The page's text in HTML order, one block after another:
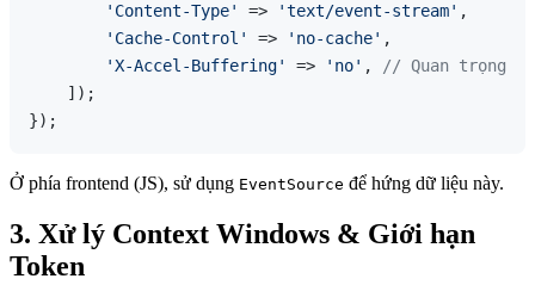
'Content-Type'
=> 'text/event-stream' ,
'Cache-Control'
=> 'no-cache' ,
'X-Accel-Buffering'
=> 'no' ,
// Quan trọng
    ]);
Ở phía frontend (JS), sử dụng EventSource để hứng dữ liệu này.
3. Xử lý Context Windows & Giới hạn
Token